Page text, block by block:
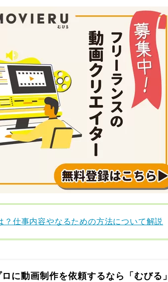
？仕事内容やなるための方法について解説
に動画制作を依頼するなら 「むびる」